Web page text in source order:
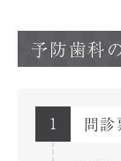
予防歯科
1 問診